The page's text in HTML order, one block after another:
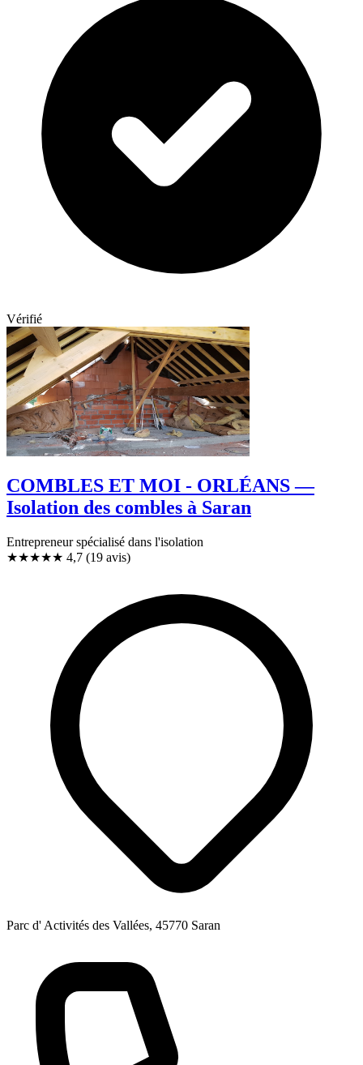
Vérifié
COMBLES ET MOI - ORLÉANS —
Isolation des combles à Saran
Entrepreneur spécialisé dans l'isolation
★★★★★ 4,7 (19 avis)
Parc d' Activités des Vallées, 45770 Saran